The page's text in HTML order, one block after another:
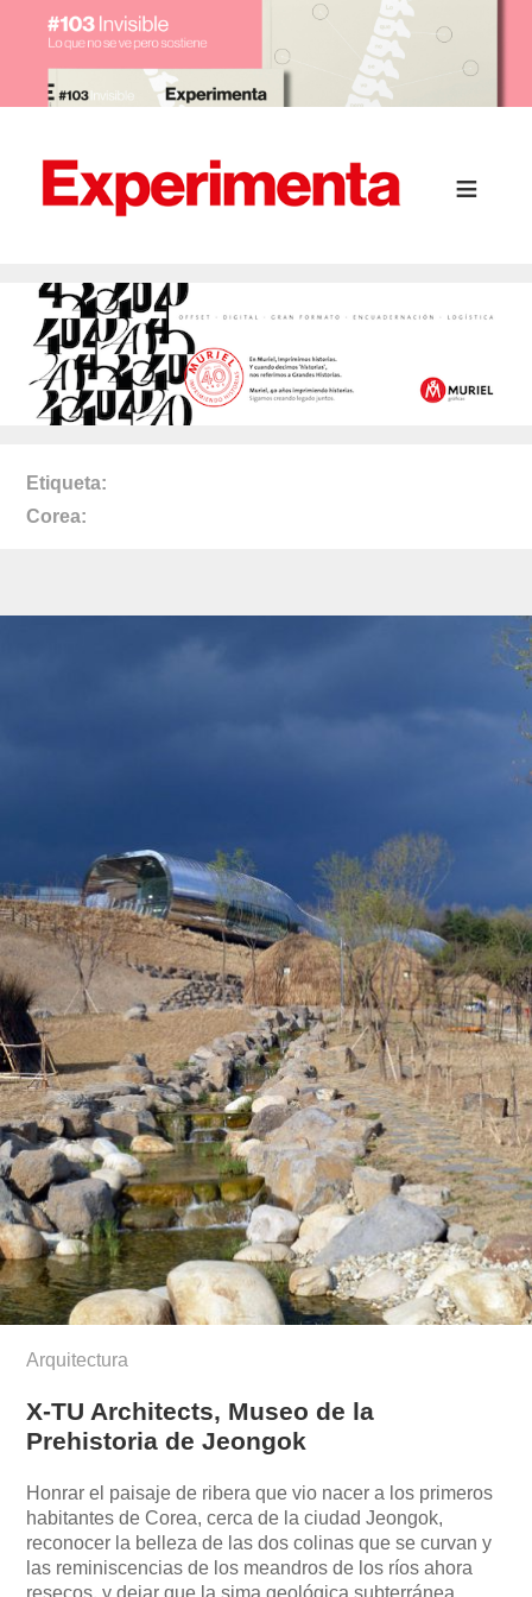
Etiqueta
Corea
Arquitectura
X-TU Architects, Museo de la
Prehistoria de Jeongok
Honrar el paisaje de ribera que vio nacer a los primeros
habitantes de Corea, cerca de la ciudad Jeongok,
reconocer la belleza de las dos colinas que se curvan y
las reminiscencias de los meandros de los ríos ahora
resecos, y dejar que la sima geológica subterránea